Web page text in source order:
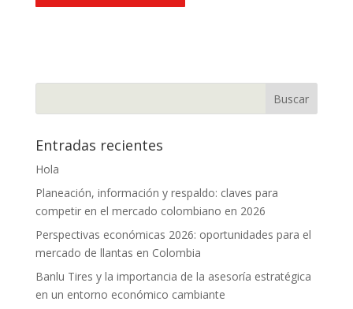
Entradas recientes
Hola
Planeación, información y respaldo: claves para
competir en el mercado colombiano en 2026
Perspectivas económicas 2026: oportunidades para el
mercado de llantas en Colombia
Banlu Tires y la importancia de la asesoría estratégica
en un entorno económico cambiante